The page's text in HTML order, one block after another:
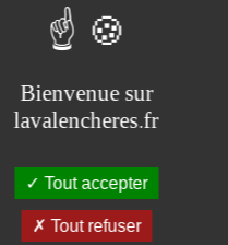
j’accepte que les
utilisées, exploitées, traitées
m’envoyer des informations,
qui découle de cette
Entier
Bienvenue sur
lavalencheres.fr
Tout accepter
Tout refuser